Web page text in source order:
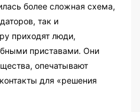
более сложная схема,
так и
приходят люди,
приставами. Они
опечатывают
для «решения